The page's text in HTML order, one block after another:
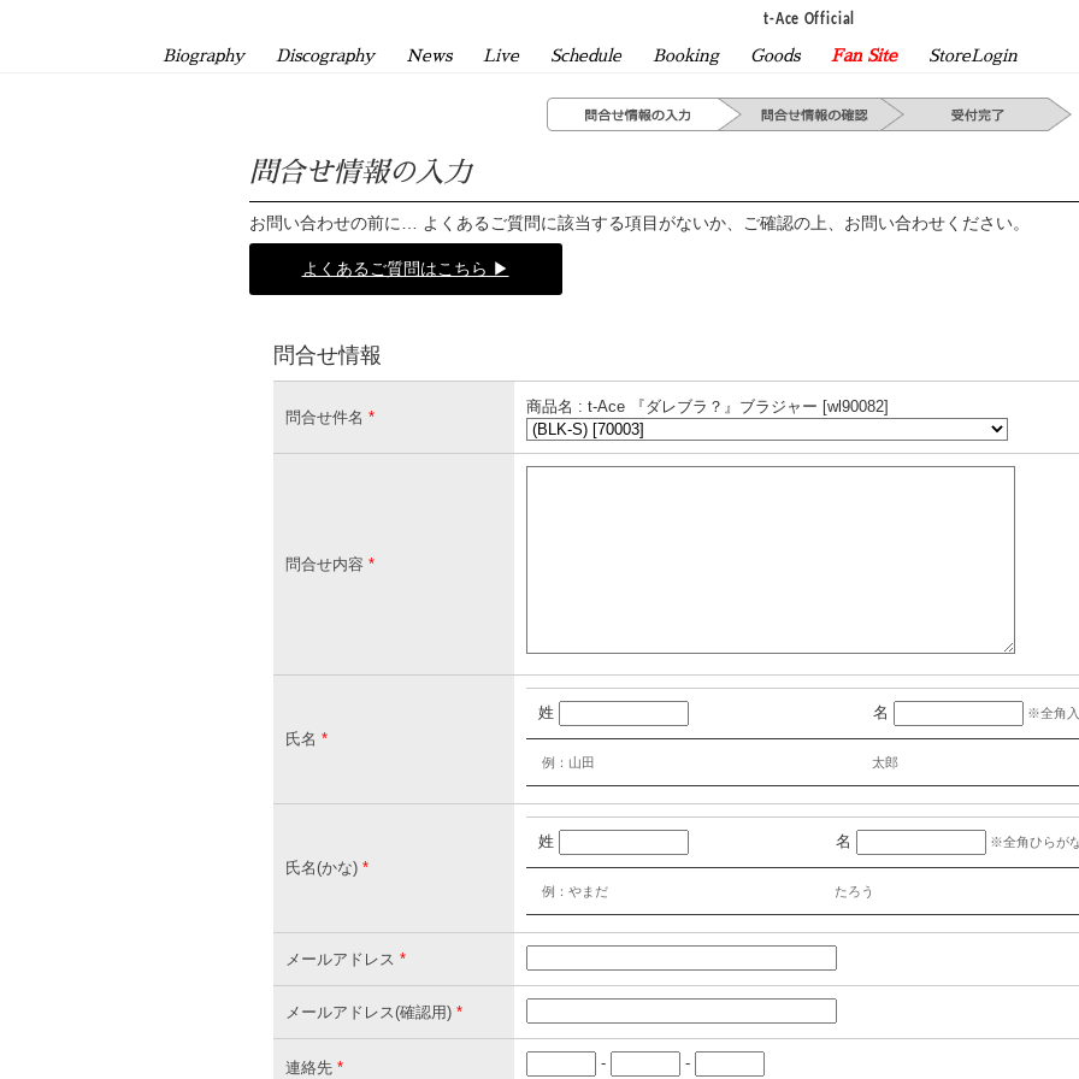
t-Ace Official
Biography Discography News Live Schedule Booking Goods Fan Site StoreLogin
問合せ情報の入力
お問い合わせの前に… よくあるご質問に該当する項目がないか、ご確認の上、お問い合わせください。
よくあるご質問はこちら ▶
問合せ情報
問合せ件名 *
商品名 : t-Ace 『ダレブラ？』ブラジャー [wl90082]
問合せ内容 *
氏名 *
姓 名 ※全角
例：山田 太郎
氏名(かな) *
姓 名 ※全角ひらが
例：やまだ たろう
メールアドレス *
メールアドレス(確認用) *
連絡先 * - -